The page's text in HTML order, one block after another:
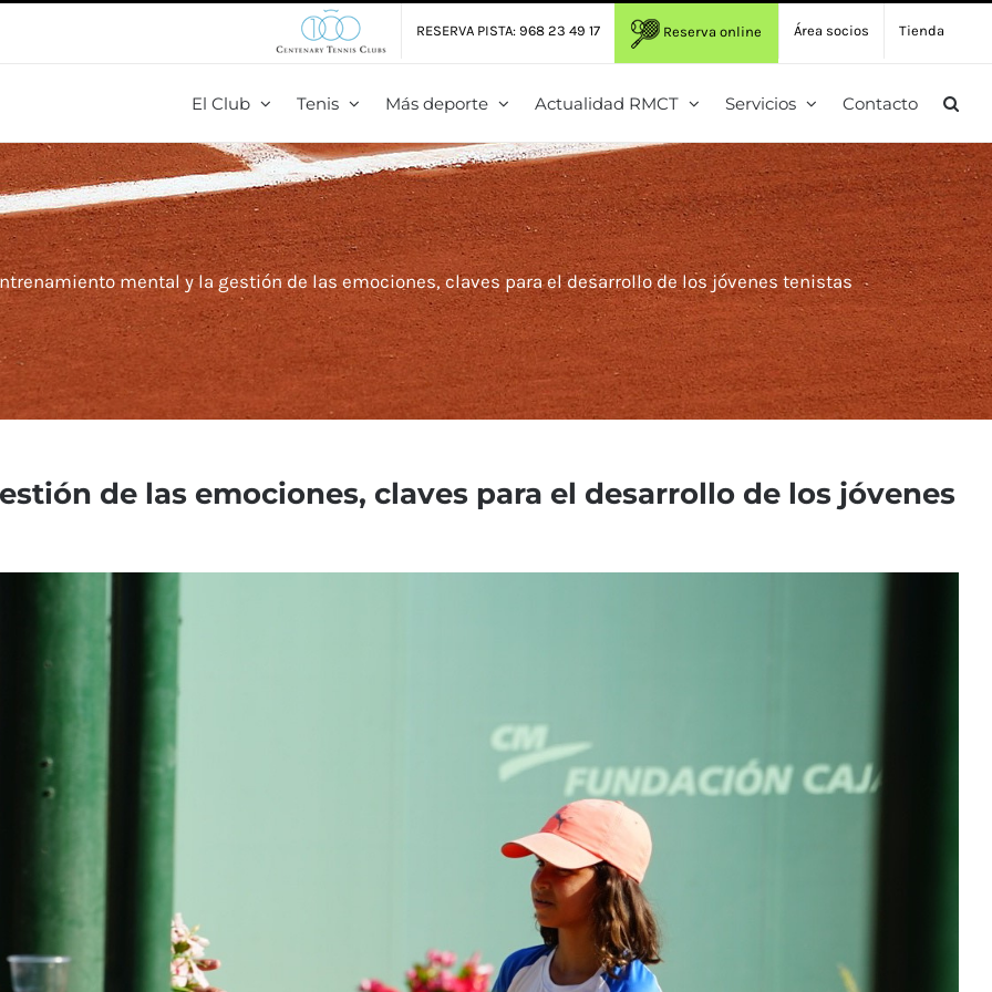
RESERVA PISTA: 968 23 49 17 Reserva online Área socios Tienda
El Club Tenis Más deporte Actualidad RMCT Servicios Contacto
mental y la gestión de las emociones, claves para el desarrollo de los jóvenes tenistas
de las emociones, claves para el desarrollo de los jóvenes